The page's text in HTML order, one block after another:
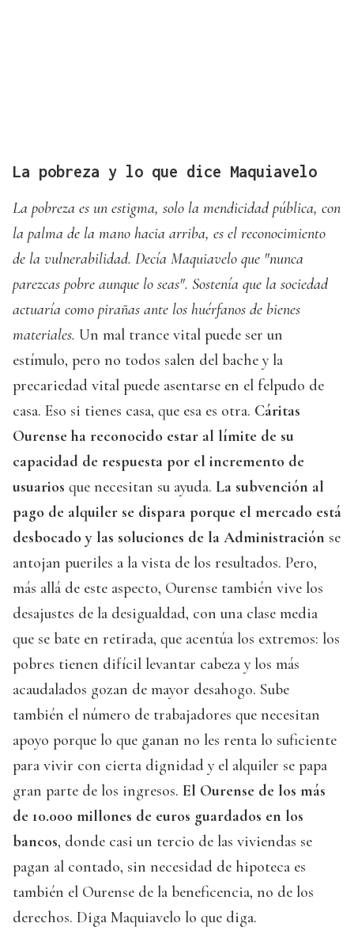
La pobreza y lo que dice Maquiavelo
La pobreza es un estigma, solo la mendicidad pública, con
la palma de la mano hacia arriba, es el reconocimiento
de la vulnerabilidad. Decía Maquiavelo que "nunca
parezcas pobre aunque lo seas". Sostenía que la sociedad
actuaría como pirañas ante los huérfanos de bienes
materiales. Un mal trance vital puede ser un
estímulo, pero no todos salen del bache y la
precariedad vital puede asentarse en el felpudo de
casa. Eso si tienes casa, que esa es otra. Cáritas
Ourense ha reconocido estar al límite de su
capacidad de respuesta por el incremento de
usuarios que necesitan su ayuda. La subvención al
pago de alquiler se dispara porque el mercado está
desbocado y las soluciones de la Administración se
antojan pueriles a la vista de los resultados. Pero,
más allá de este aspecto, Ourense también vive los
desajustes de la desigualdad, con una clase media
que se bate en retirada, que acentúa los extremos: los
pobres tienen difícil levantar cabeza y los más
acaudalados gozan de mayor desahogo. Sube
también el número de trabajadores que necesitan
apoyo porque lo que ganan no les renta lo suficiente
para vivir con cierta dignidad y el alquiler se papa
gran parte de los ingresos. El Ourense de los más
de 10.000 millones de euros guardados en los
bancos, donde casi un tercio de las viviendas se
pagan al contado, sin necesidad de hipoteca es
también el Ourense de la beneficencia, no de los
derechos. Diga Maquiavelo lo que diga.